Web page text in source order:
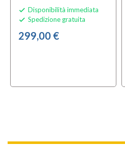
 Disponibilità immediata
 Spedizione gratuita
299,00 €